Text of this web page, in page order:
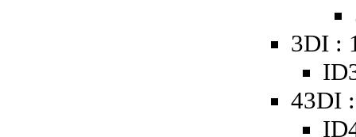
3DI :
43DI